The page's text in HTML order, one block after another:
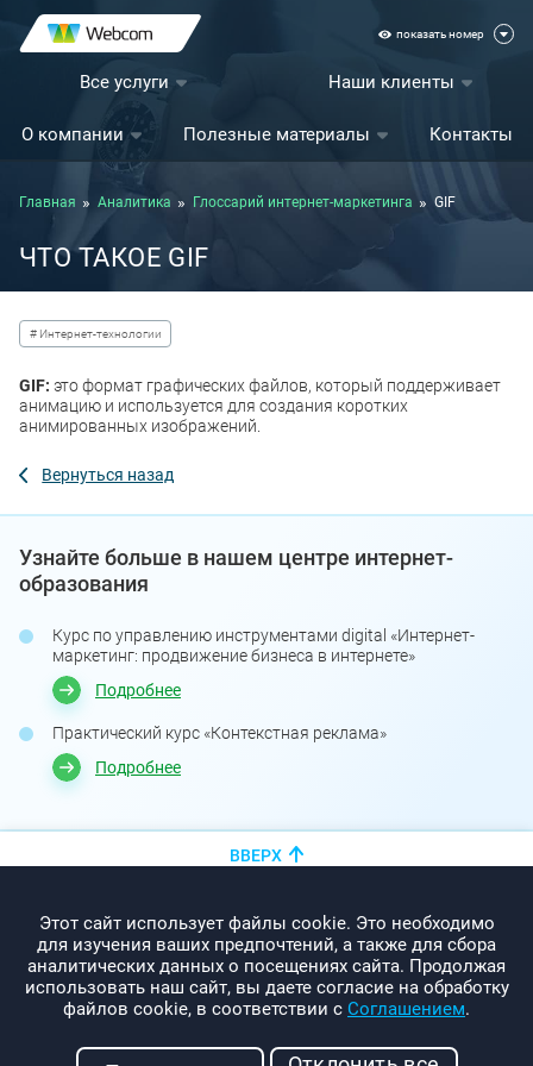
показать номер
Все услуги Наши клиенты
О компании Полезные материалы Контакты
Главная Аналитика Глоссарий интернет-маркетинга GIF
ЧТО ТАКОЕ GIF
# Интернет-технологии
GIF: это формат графических файлов, который поддерживает
анимацию и используется для создания коротких
анимированных изображений.
Вернуться назад
Узнайте больше в нашем центре интернет-
образования
Курс по управлению инструментами digital «Интернет-
маркетинг: продвижение бизнеса в интернете»
Подробнее
Практический курс «Контекстная реклама»
Подробнее
Этот сайт использует файлы cookie. Это необходимо
для изучения ваших предпочтений, а также для сбора
аналитических данных о посещениях сайта. Продолжая
использовать наш сайт, вы даете согласие на обработку
файлов cookie, в соответствии с Соглашением.
ВВЕРХ
info@promo-webcom.by
© 2000-2026. Webcom Performance